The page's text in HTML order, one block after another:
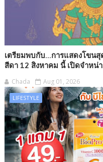
เตรียมพบกับ...การแสดงโขน
สีดา 12 สิงหาคม นี้ เปิดจำหน่
Chada Aug 01, 2026
LIFESTYLE